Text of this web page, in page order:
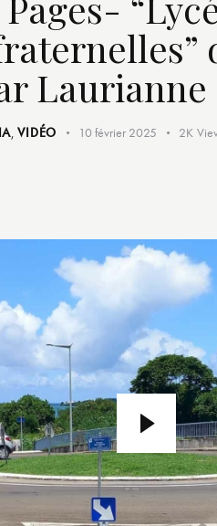
Laurianne
,VIDÉO 10 février 2025 2K